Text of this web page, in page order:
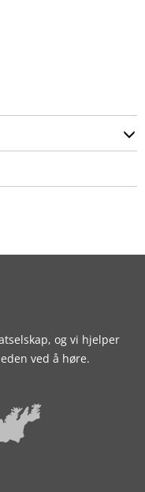
og vi hjelper
ved å høre.